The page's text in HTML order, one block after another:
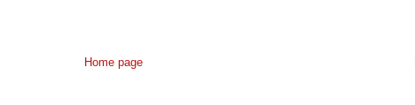
Home page